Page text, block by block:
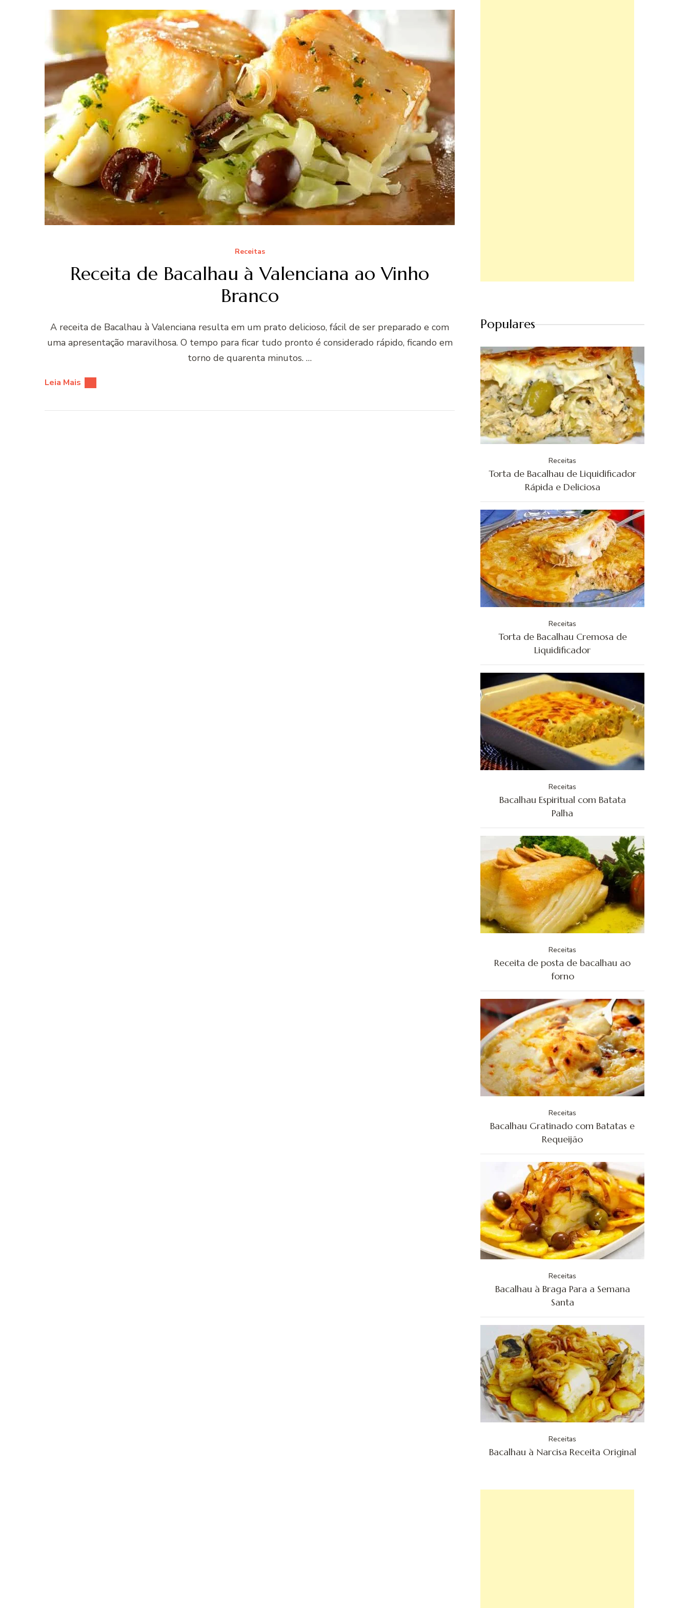
Receitas
Receita de Bacalhau à Valenciana ao Vinho
Branco
A receita de Bacalhau à Valenciana resulta em um prato delicioso, fácil de ser preparado e com
uma apresentação maravilhosa. O tempo para ficar tudo pronto é considerado rápido, ficando em
torno de quarenta minutos. …
Leia Mais
Populares
Receitas
Torta de Bacalhau de Liquidificador
Rápida e Deliciosa
Receitas
Torta de Bacalhau Cremosa de
Liquidificador
Receitas
Bacalhau Espiritual com Batata
Palha
Receitas
Receita de posta de bacalhau ao
forno
Receitas
Bacalhau Gratinado com Batatas e
Requeijão
Receitas
Bacalhau à Braga Para a Semana
Santa
Receitas
Bacalhau à Narcisa Receita Original